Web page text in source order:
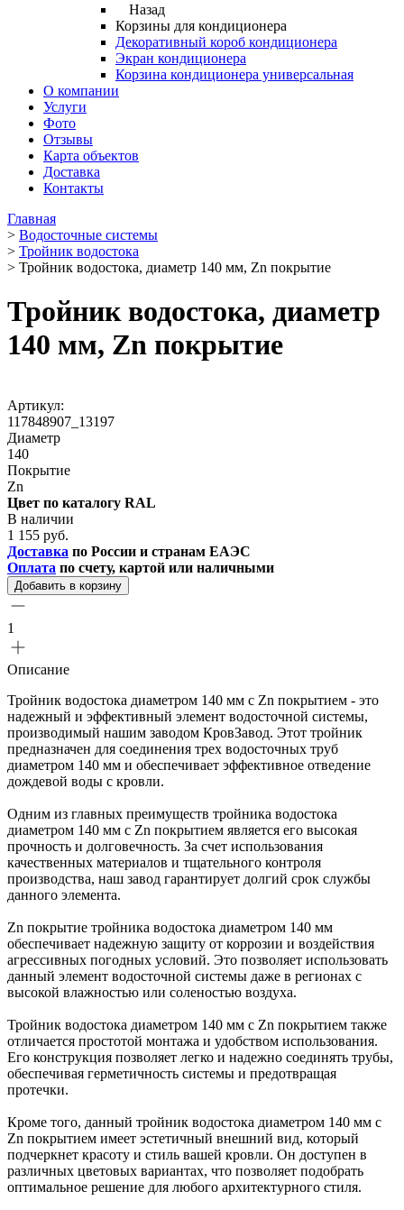
Назад
Корзины для кондиционера
Декоративный короб кондиционера
Экран кондиционера
Корзина кондиционера универсальная
О компании
Услуги
Фото
Отзывы
Карта объектов
Доставка
Контакты
Главная
> Водосточные системы
> Тройник водостока
> Тройник водостока, диаметр 140 мм, Zn покрытие
Тройник водостока, диаметр
140 мм, Zn покрытие
Артикул:
117848907_13197
Диаметр
140
Покрытие
Zn
Цвет по каталогу RAL
В наличии
1 155 руб.
Доставка по России и странам ЕАЭС
Оплата по счету, картой или наличными
Добавить в корзину
1
Описание
Тройник водостока диаметром 140 мм с Zn покрытием - это
надежный и эффективный элемент водосточной системы,
производимый нашим заводом КровЗавод. Этот тройник
предназначен для соединения трех водосточных труб
диаметром 140 мм и обеспечивает эффективное отведение
дождевой воды с кровли.
Одним из главных преимуществ тройника водостока
диаметром 140 мм с Zn покрытием является его высокая
прочность и долговечность. За счет использования
качественных материалов и тщательного контроля
производства, наш завод гарантирует долгий срок службы
данного элемента.
Zn покрытие тройника водостока диаметром 140 мм
обеспечивает надежную защиту от коррозии и воздействия
агрессивных погодных условий. Это позволяет использовать
данный элемент водосточной системы даже в регионах с
высокой влажностью или соленостью воздуха.
Тройник водостока диаметром 140 мм с Zn покрытием также
отличается простотой монтажа и удобством использования.
Его конструкция позволяет легко и надежно соединять трубы,
обеспечивая герметичность системы и предотвращая
протечки.
Кроме того, данный тройник водостока диаметром 140 мм с
Zn покрытием имеет эстетичный внешний вид, который
подчеркнет красоту и стиль вашей кровли. Он доступен в
различных цветовых вариантах, что позволяет подобрать
оптимальное решение для любого архитектурного стиля.